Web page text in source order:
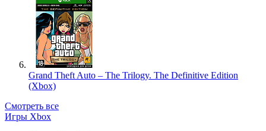
Grand Theft Auto – The Trilogy. The Definitive Edition
(Xbox)
Смотреть все
Игры Xbox